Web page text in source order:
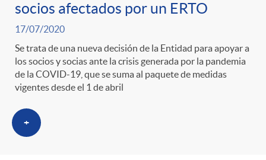
socios afectados por un ERTO
17/07/2020
Se trata de una nueva decisión de la Entidad para apoyar a
los socios y socias ante la crisis generada por la pandemia
de la COVID-19, que se suma al paquete de medidas
vigentes desde el 1 de abril
+